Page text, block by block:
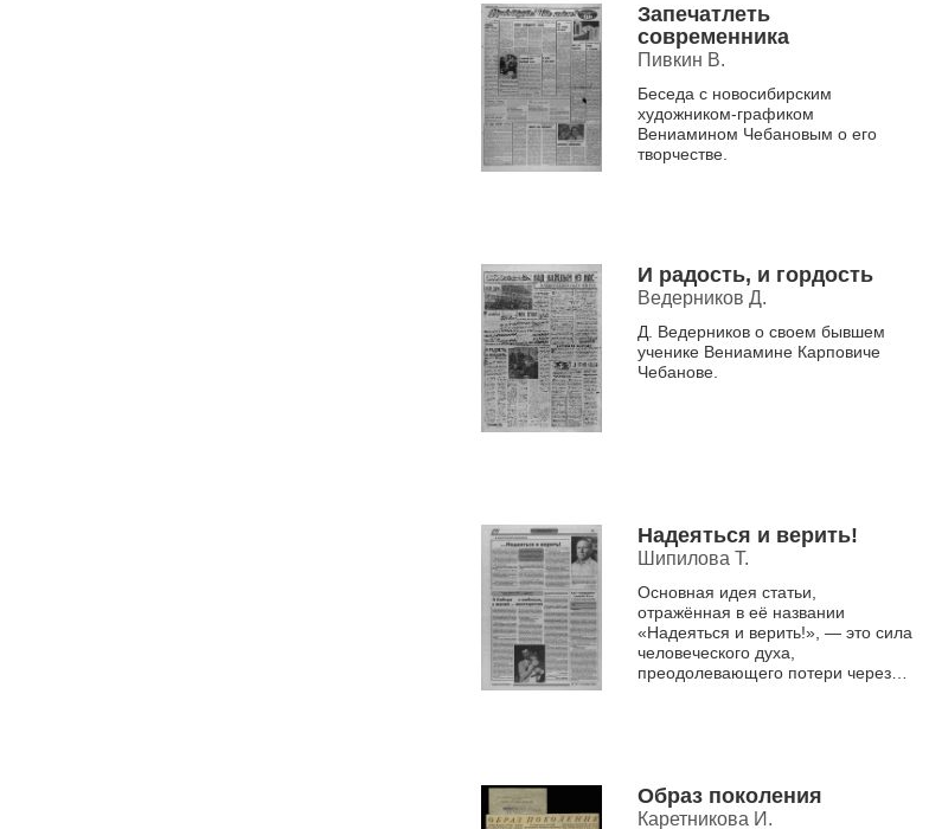
Запечатлеть
современника
Пивкин В.
Беседа с новосибирским
художником-графиком
Вениамином Чебановым о его
творчестве.
И радость, и гордость
Ведерников Д.
Д. Ведерников о своем бывшем
ученике Вениамине Карповиче
Чебанове.
Надеяться и верить!
Шипилова Т.
Основная идея статьи,
отражённая в её названии
«Надеяться и верить!», — это сила
человеческого духа,
преодолевающего потери через
Образ поколения
Каретникова И.